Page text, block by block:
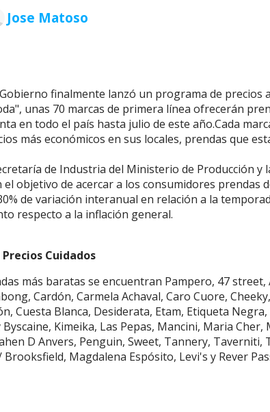
Jose Matoso
finalmente lanzó un programa de precios
unas 70 marcas de primera línea ofrecerán
en todo el país hasta julio de este año.Cada
más económicos en sus locales, prendas que
de Industria del Ministerio de Producción y
objetivo de acercar a los consumidores prendas
de variación interanual en relación a la
respecto a la inflación general.
Cuidados
más baratas se encuentran Pampero, 47 street,
Cardón, Carmela Achaval, Caro Cuore,
Cuesta Blanca, Desiderata, Etam, Etiqueta
Kimeika, Las Pepas, Mancini, Maria
D Anvers, Penguin, Sweet, Tannery, Taverniti,
Magdalena Espósito, Levi's y Rever